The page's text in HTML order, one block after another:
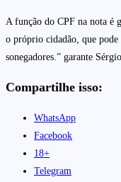
A função do CPF na nota é
o próprio cidadão, que pode
sonegadores.” garante
Compartilhe isso:
WhatsApp
Facebook
18+
Telegram